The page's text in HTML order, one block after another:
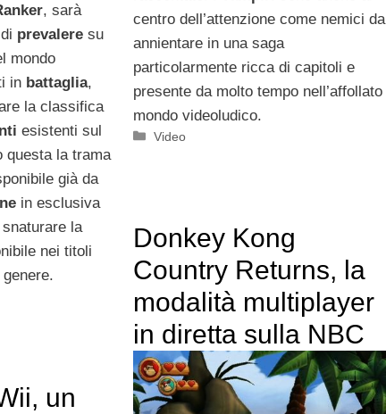
centro dell’attenzione come nemici da
annientare in una saga
particolarmente ricca di capitoli e
presente da molto tempo nell’affollato
mondo videoludico.
Categorie
Video
, sarà
prevalere su
mondo
in battaglia,
la classifica
esistenti sul
questa la trama
già da
in esclusiva
la
nei titoli
Donkey Kong
Country Returns, la
modalità multiplayer
in diretta sulla NBC
un